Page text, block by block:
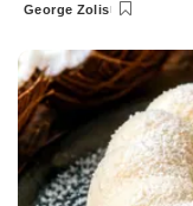
Posted
George Zolis